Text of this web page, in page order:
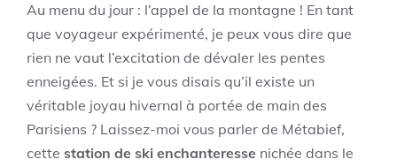
Au menu du jour : l’appel de la montagne ! En tant
que voyageur expérimenté, je peux vous dire que
rien ne vaut l’excitation de dévaler les pentes
enneigées. Et si je vous disais qu’il existe un
véritable joyau hivernal à portée de main des
Parisiens ? Laissez-moi vous parler de Métabief,
cette station de ski enchanteresse nichée dans le